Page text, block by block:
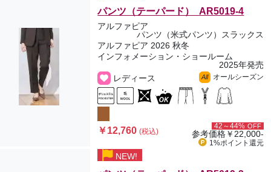
パンツ（テーパード） AR5019-4
アルファピア
パンツ（米式パンツ）スラックス
アルファピア 2026 秋冬
インフォメーション・ショールーム
2025年発売
レディース
All オールシーズン
￥12,760(税込)
42～44% OFF
参考価格￥22,000-
1%ポイント 還元
NEW!